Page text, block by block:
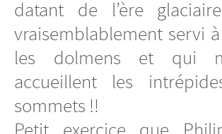
datant de l’ère
vraisemblablement servi
les dolmens et qui
accueillent les
sommets !!